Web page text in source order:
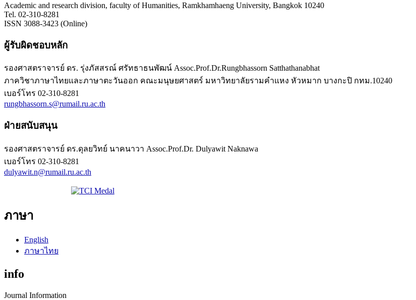
Academic and research division, faculty of Humanities, Ramkhamhaeng University, Bangkok 10240
Tel. 02-310-8281
ISSN 3088-3423 (Online)
ผู้รับผิดชอบหลัก
รองศาสตราจารย์ ดร. รุ่งภัสสรณ์ ศรัทธาธนพัฒน์ Assoc.Prof.Dr.Rungbhassorn Satthathanabhat
ภาควิชาภาษาไทยและภาษาตะวันออก คณะมนุษยศาสตร์ มหาวิทยาลัยรามคำแหง หัวหมาก บางกะปิ กทม.10240
เบอร์โทร 02-310-8281
rungbhassorn.s@rumail.ru.ac.th
ฝ่ายสนับสนุน
รองศาสตราจารย์ ดร.ดุลยวิทย์ นาคนาวา Assoc.Prof.Dr. Dulyawit Naknawa
เบอร์โทร 02-310-8281
dulyawit.n@rumail.ru.ac.th
ภาษา
English
ภาษาไทย
info
Journal Information